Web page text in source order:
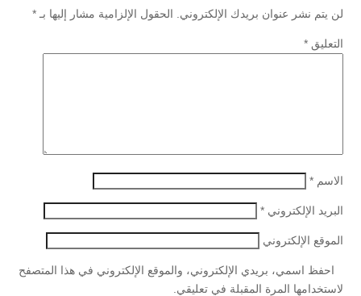
لن يتم نشر عنوان بريدك الإلكتروني. الحقول الإلزامية مشار إليها بـ *
التعليق *
الاسم *
البريد الإلكتروني *
الموقع الإلكتروني
احفظ اسمي، بريدي الإلكتروني، والموقع الإلكتروني في هذا المتصفح
لاستخدامها المرة المقبلة في تعليقي.